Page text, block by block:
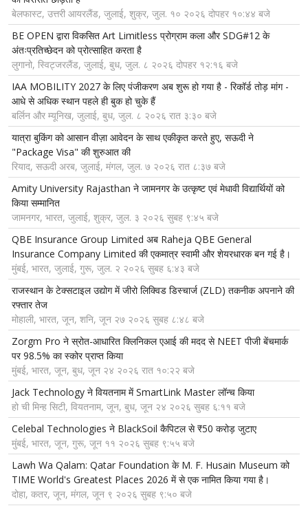
बेलफास्ट, उत्तरी आयरलैंड, जुलाई, शुक्र, जुल. १० २०२६ दोपहर १०:४४ बजे
BE OPEN द्वारा विकसित Art Limitless प्रोग्राम कला और SDG#12 के
अंतःप्रतिच्छेदन को प्रोत्साहित करता है
लुगानो, स्विट्जरलैंड, जुलाई, बुध, जुल. ८ २०२६ दोपहर १२:१६ बजे
IAA MOBILITY 2027 के लिए पंजीकरण अब शुरू हो गया है - रिकॉर्ड तोड़ मांग -
आधे से अधिक स्थान पहले ही बुक हो चुके हैं
बर्लिन और म्यूनिख, जुलाई, बुध, जुल. ८ २०२६ रात ३:३० बजे
यात्रा बुकिंग को आसान वीज़ा आवेदन के साथ एकीकृत करते हुए, सऊदी ने
"Package Visa" की शुरुआत की
रियाद, सऊदी अरब, जुलाई, मंगल, जुल. ७ २०२६ रात ८:३७ बजे
Amity University Rajasthan ने जामनगर के उत्कृष्ट एवं मेधावी विद्यार्थियों को
किया सम्मानित
जामनगर, भारत, जुलाई, शुक्र, जुल. ३ २०२६ सुबह ९:४५ बजे
QBE Insurance Group Limited अब Raheja QBE General
Insurance Company Limited की एकमात्र स्वामी और शेयरधारक बन गई है।
मुंबई, भारत, जुलाई, गुरू, जुल. २ २०२६ सुबह ६:४३ बजे
राजस्थान के टेक्सटाइल उद्योग में जीरो लिक्विड डिस्चार्ज (ZLD) तकनीक अपनाने की
रफ्तार तेज
मोहाली, भारत, जून, शनि, जून २७ २०२६ सुबह ८:४८ बजे
Zorgm Pro ने स्रोत-आधारित क्लिनिकल एआई की मदद से NEET पीजी बेंचमार्क
पर 98.5% का स्कोर प्राप्त किया
मुंबई, भारत, जून, बुध, जून २४ २०२६ रात १०:२२ बजे
Jack Technology ने वियतनाम में SmartLink Master लॉन्च किया
हो ची मिन्ह सिटी, वियतनाम, जून, बुध, जून २४ २०२६ सुबह ६:११ बजे
Celebal Technologies ने BlackSoil कैपिटल से ₹50 करोड़ जुटाए
मुंबई, भारत, जून, गुरू, जून ११ २०२६ सुबह ९:५५ बजे
Lawh Wa Qalam: Qatar Foundation के M. F. Husain Museum को
TIME World's Greatest Places 2026 में से एक नामित किया गया है।
दोहा, कतर, जून, मंगल, जून ९ २०२६ सुबह ९:५० बजे